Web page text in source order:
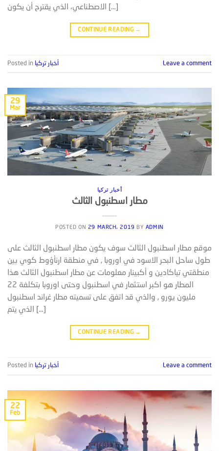
الاصطناعي، الذي يقترح أن يكون […]
CONTINUE READING →
Posted in أخبار تركيا Leave a comment
29
Mar
أخبار تركيا
مطار اسطنبول الثالث
POSTED ON 29 MARCH، 2019 BY ADMIN
موقع مطار اسطنبول الثالث سوف يكون مطار اسطنبول الثالث على
طول ساحل البحر الاسود في اوروبا , في منطقة ارنأؤوط كوي بين
منطقتي تياكادين و أكبينار معلومات عن مطار اسطنبول الثالث هذا
المطار هو اكبر استثمار في اسطنبول وحتى اوروبا بتكلفة 22
مليون يورو , والذي قد اتفق على تسميته مطار غراند اسطنبول
الذي يتم […]
CONTINUE READING →
Posted in أخبار تركيا Leave a comment
22
Feb